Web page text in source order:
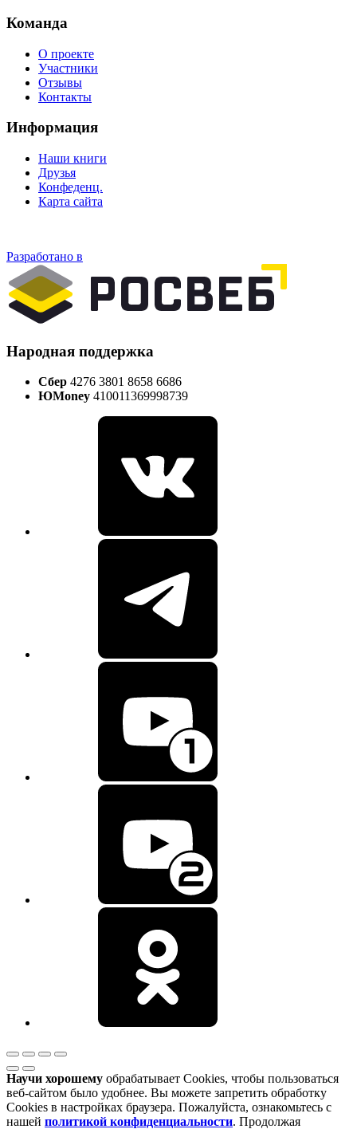
Команда
О проекте
Участники
Отзывы
Контакты
Информация
Наши книги
Друзья
Конфеденц.
Карта сайта
Разработано в
Народная поддержка
Сбер 4276 3801 8658 6686
ЮMoney 410011369998739
Научи хорошему обрабатывает Cookies, чтобы пользоваться
веб-сайтом было удобнее. Вы можете запретить обработку
Cookies в настройках браузера. Пожалуйста, ознакомьтесь с
нашей политикой конфиденциальности. Продолжая